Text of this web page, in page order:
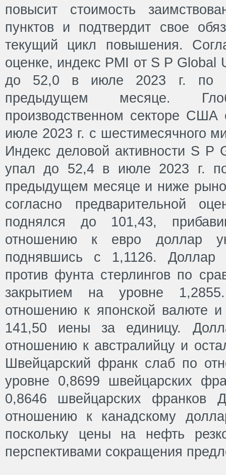
повысит стоимость
пунктов и подтвердит свое
текущий цикл повышения.
оценке, индекс PMI от S P Global
до 52,0 в июле 2023 г. по
предыдущем месяце.
производственном секторе
июле 2023 г. с шестимесячного
Индекс деловой активности S P
упал до 52,4 в июле 2023 г.
предыдущем месяце и ниже
согласно предварительной
поднялся до 101,43,
отношению к евро доллар
поднявшись с 1,1126. Доллар
против фунта стерлингов по
закрытием на уровне
отношению к японской валюте и
141,50 иены за единицу.
отношению к австралийцу и
Швейцарский франк слаб по
уровне 0,8699 швейцарских
0,8646 швейцарских
отношению к канадскому
поскольку цены на нефть
перспективами сокращения